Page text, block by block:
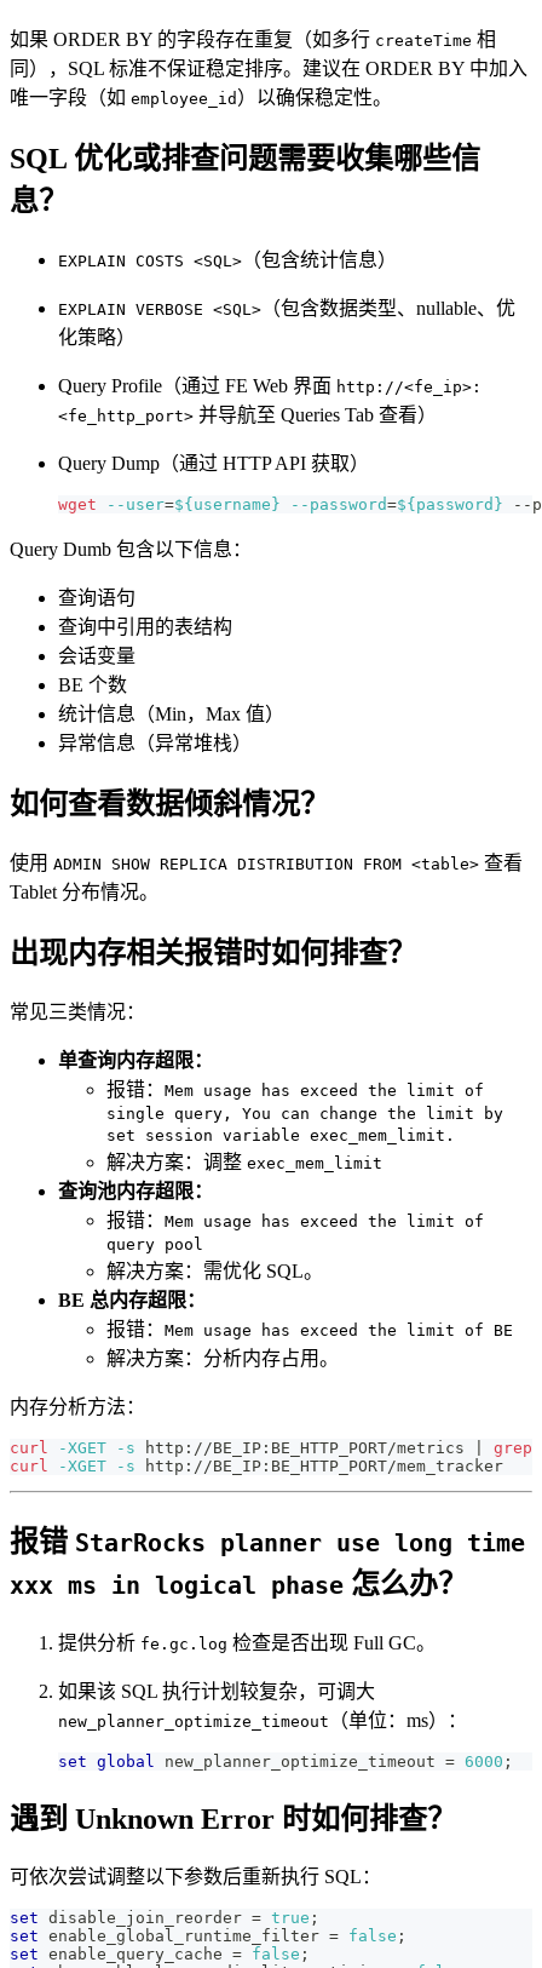
如果 ORDER BY 的字段存在重复（如多行 createTime 相
同），SQL 标准不保证稳定排序。建议在 ORDER BY 中加入
唯一字段（如 employee_id ）以确保稳定性。
SQL 优化或排查问题需要收集哪些信
息？
EXPLAIN COSTS <SQL> （包含统计信息）
EXPLAIN VERBOSE <SQL> （包含数据类型、nullable、优
化策略）
Query Profile（通过 FE Web 界面 http://<fe_ip>:
<fe_http_port> 并导航至 Queries Tab 查看）
Query Dump（通过 HTTP API 获取）
wget --user=${username} --password=${password} --
Query Dumb 包含以下信息：
查询语句
查询中引用的表结构
会话变量
BE 个数
统计信息（Min，Max 值）
异常信息（异常堆栈）
如何查看数据倾斜情况？
使用 ADMIN SHOW REPLICA DISTRIBUTION FROM <table> 查看
Tablet 分布情况。
出现内存相关报错时如何排查？
常见三类情况：
单查询内存超限：
报错： Mem usage has exceed the limit of
single query, You can change the limit by
set session variable exec_mem_limit.
解决方案：调整 exec_mem_limit
查询池内存超限：
报错： Mem usage has exceed the limit of
query pool
解决方案：需优化 SQL。
BE 总内存超限：
报错： Mem usage has exceed the limit of BE
解决方案：分析内存占用。
内存分析方法：
curl -XGET -s http://BE_IP:BE_HTTP_PORT/metrics
grep
curl
-XGET -s http://BE_IP:BE_HTTP_PORT/mem_tracker
报错 StarRocks planner use long time
xxx ms in logical phase 怎么办？
提供分析 fe.gc.log 检查是否出现 Full GC。
如果该 SQL 执行计划较复杂，可调大
new_planner_optimize_timeout （单位：ms）：
set global new_planner_optimize_timeout = 6000 ;
遇到 Unknown Error 时如何排查？
可依次尝试调整以下参数后重新执行 SQL：
set disable_join_reorder = true ;
set enable_global_runtime_filter = false ;
set enable_query_cache = false ;